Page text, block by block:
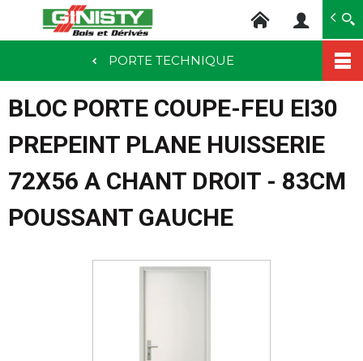
au
contenu
PORTE TECHNIQUE
BLOC PORTE COUPE-FEU EI30
PREPEINT PLANE HUISSERIE
72X56 A CHANT DROIT - 83CM
POUSSANT GAUCHE